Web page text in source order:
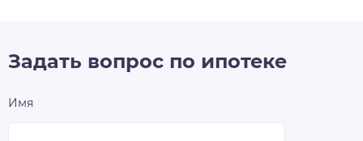
Задать вопрос по ипотеке
Имя